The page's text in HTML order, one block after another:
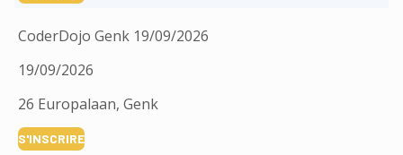
CoderDojo Genk 19/09/2026
19/09/2026
26 Europalaan, Genk
S'INSCRIRE